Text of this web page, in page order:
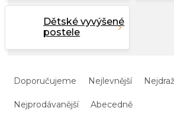
Dětské vyvýšené
postele
Doporučujeme Nejlevnější
Nejprodávanější Abecedně